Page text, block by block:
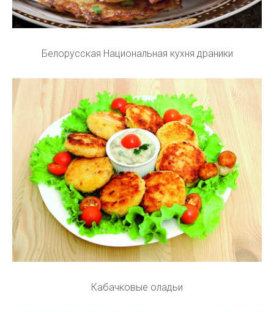
Белорусская Национальная кухня драники
Кабачковые оладьи